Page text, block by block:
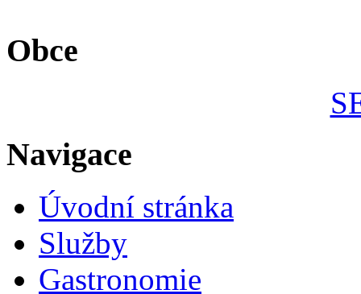
Obce
Navigace
Úvodní stránka
Služby
Gastronomie